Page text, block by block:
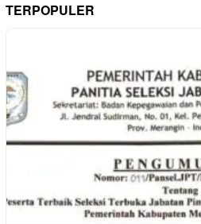
TERPOPULER